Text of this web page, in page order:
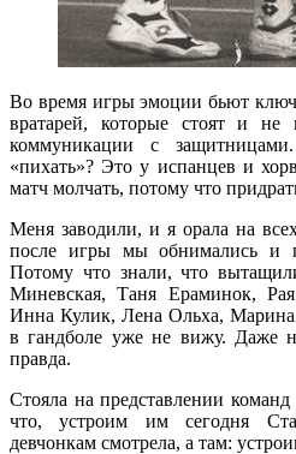
Во время игры эмоции бьют
вратарей, которые стоят и не
коммуникации с
«пихать»? Это у испанцев и
матч молчать, потому что
Меня заводили, и я орала на
после игры мы обнимались и
Потому что знали, что
Миневская, Таня Ераминок,
Инна Кулик, Лена Ольха,
в гандболе уже не вижу. Даже
правда.
Стояла на представлении
что, устроим им сегодня
девчонкам смотрела, а там: